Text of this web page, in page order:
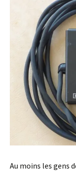
Au moins les gens